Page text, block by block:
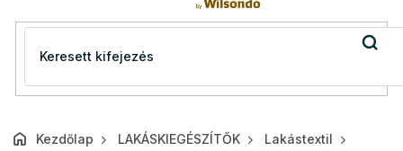
Kezdőlap LAKÁSKIEGÉSZÍTŐK
Lakástextil